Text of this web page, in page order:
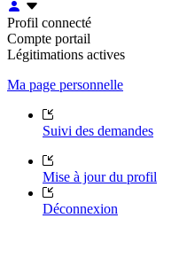
Profil connecté
Compte portail
Légitimations actives
Ma page personnelle
Suivi des demandes
Mise à jour du profil
Déconnexion